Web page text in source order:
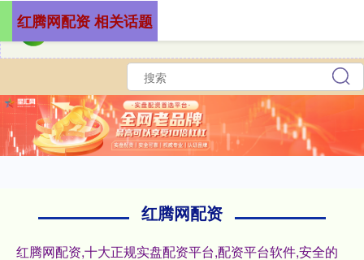
红腾网配资
红腾网配资,十大正规实盘配资平台,配资平台软件,安全的
红腾网配资 相关话题